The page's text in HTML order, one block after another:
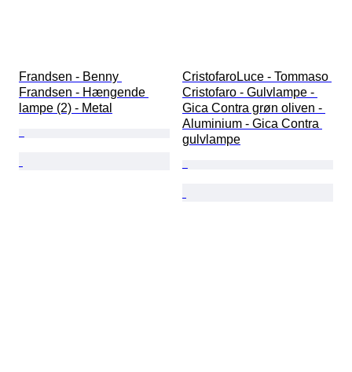
Frandsen - Benny
Frandsen - Hængende
lampe (2) - Metal
CristofaroLuce - Tommaso
Cristofaro - Gulvlampe -
Gica Contra grøn oliven -
Aluminium - Gica Contra
gulvlampe